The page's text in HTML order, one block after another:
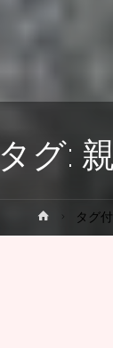
タグ:
ホ
ー
タグ